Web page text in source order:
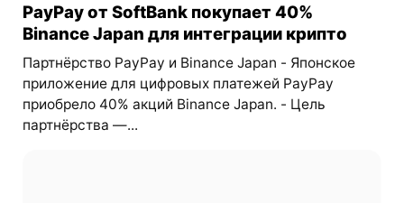
PayPay от SoftBank покупает 40%
Binance Japan для интеграции крипто
Партнёрство PayPay и Binance Japan - Японское
приложение для цифровых платежей PayPay
приобрело 40% акций Binance Japan. - Цель
партнёрства —...